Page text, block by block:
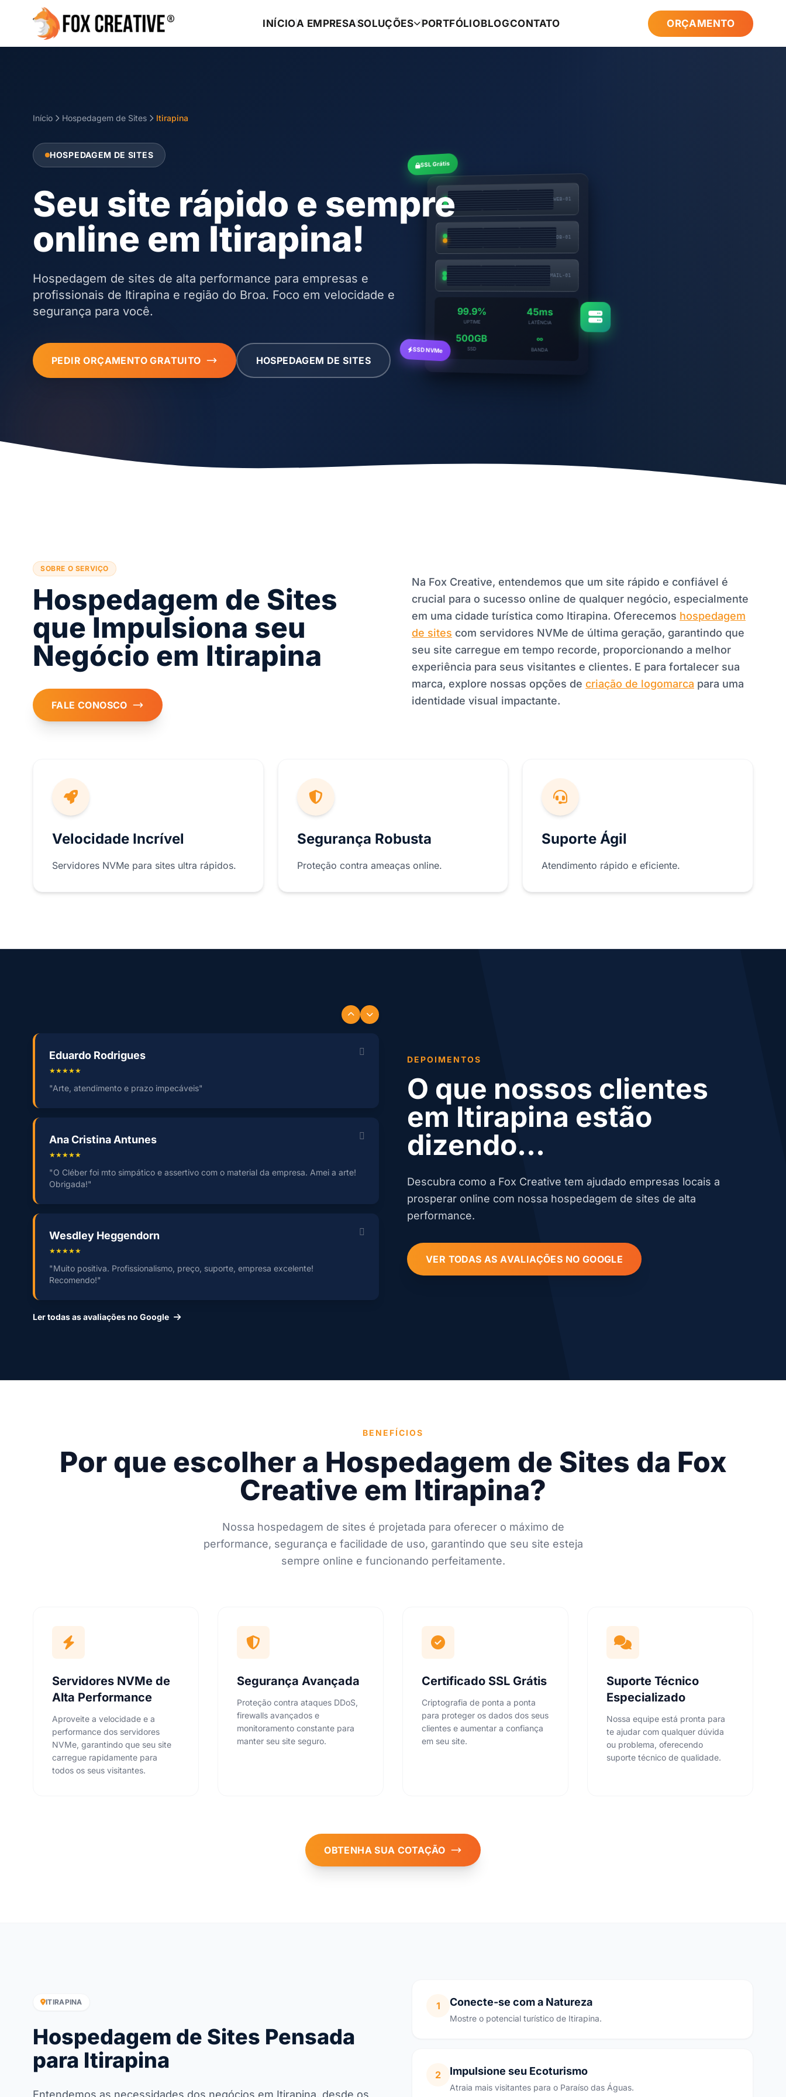
INÍCIOA EMPRESASOLUÇÕES PORTFÓLIOBLOGCONTATO ORÇAMENTO
Início Hospedagem de Sites Itirapina
HOSPEDAGEM DE SITES
Seu site rápido e sempre
online em Itirapina!
Hospedagem de sites de alta performance para empresas e
profissionais de Itirapina e região do Broa. Foco em velocidade e
segurança para você.
PEDIR ORÇAMENTO GRATUITO HOSPEDAGEM DE SITES
SSL Grátis
SSD NVMe
WEB-01
DB-01
MAIL-01
99.9%
UPTIME
45ms
LATÊNCIA
500GB
SSD
∞
BANDA
SOBRE O SERVIÇO
Hospedagem de Sites
que Impulsiona seu
Negócio em Itirapina
FALE CONOSCO
Na Fox Creative, entendemos que um site rápido e confiável é
crucial para o sucesso online de qualquer negócio, especialmente
em uma cidade turística como Itirapina. Oferecemos hospedagem
de sites com servidores NVMe de última geração, garantindo que
seu site carregue em tempo recorde, proporcionando a melhor
experiência para seus visitantes e clientes. E para fortalecer sua
marca, explore nossas opções de criação de logomarca para uma
identidade visual impactante.
Velocidade Incrível
Servidores NVMe para sites ultra rápidos.
Segurança Robusta
Proteção contra ameaças online.
Suporte Ágil
Atendimento rápido e eficiente.
DEPOIMENTOS
O que nossos clientes
em Itirapina estão
dizendo...
Descubra como a Fox Creative tem ajudado empresas locais a
prosperar online com nossa hospedagem de sites de alta
performance.
VER TODAS AS AVALIAÇÕES NO GOOGLE
Eduardo Rodrigues
★★★★★
"Arte, atendimento e prazo impecáveis"
Ana Cristina Antunes
★★★★★
"O Cléber foi mto simpático e assertivo com o material da empresa. Amei a arte!
Obrigada!"
Wesdley Heggendorn
★★★★★
"Muito positiva. Profissionalismo, preço, suporte, empresa excelente!
Recomendo!"
Ler todas as avaliações no Google
BENEFÍCIOS
Por que escolher a Hospedagem de Sites da Fox
Creative em Itirapina?
Nossa hospedagem de sites é projetada para oferecer o máximo de
performance, segurança e facilidade de uso, garantindo que seu site esteja
sempre online e funcionando perfeitamente.
Servidores NVMe de
Alta Performance
Aproveite a velocidade e a
performance dos servidores
NVMe, garantindo que seu site
carregue rapidamente para
todos os seus visitantes.
Segurança Avançada
Proteção contra ataques DDoS,
firewalls avançados e
monitoramento constante para
manter seu site seguro.
Certificado SSL Grátis
Criptografia de ponta a ponta
para proteger os dados dos seus
clientes e aumentar a confiança
em seu site.
Suporte Técnico
Especializado
Nossa equipe está pronta para
te ajudar com qualquer dúvida
ou problema, oferecendo
suporte técnico de qualidade.
OBTENHA SUA COTAÇÃO
ITIRAPINA
Hospedagem de Sites Pensada
para Itirapina
Entendemos as necessidades dos negócios em Itirapina, desde os
1 Conecte-se com a Natureza
Mostre o potencial turístico de Itirapina.
2 Impulsione seu Ecoturismo
Atraia mais visitantes para o Paraíso das Águas.